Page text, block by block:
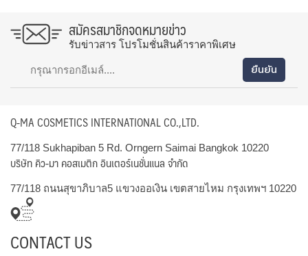
สมัครสมาชิกจดหมายข่าว
รับข่าวสาร โปรโมชั่นสินค้าราคาพิเศษ
Q-MA COSMETICS INTERNATIONAL CO.,LTD.
77/118 Sukhapiban 5 Rd. Orngern Saimai Bangkok 10220
บริษัท คิว-มา คอสเมติก อินเตอร์เนชั่นแนล จำกัด
77/118 ถนนสุขาภิบาล5 แขวงออเงิน เขตสายไหม กรุงเทพฯ 10220
CONTACT US